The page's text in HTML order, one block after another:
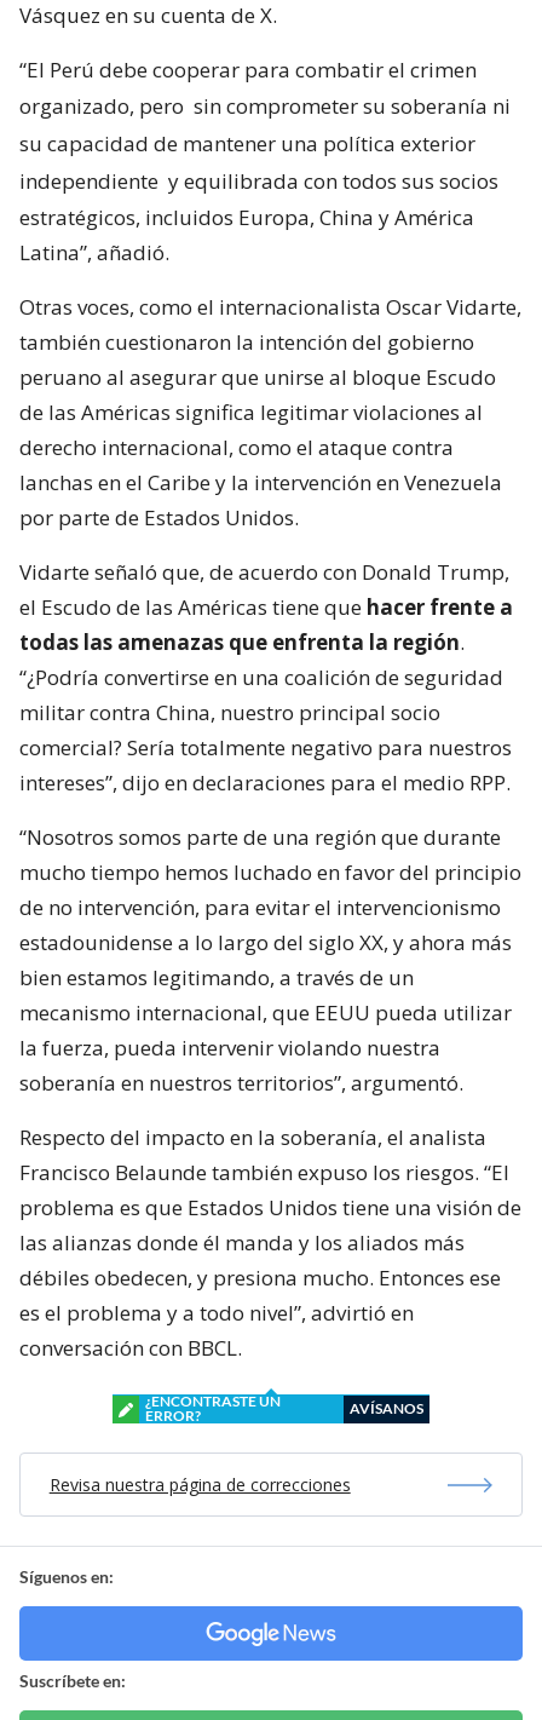
Vásquez en su cuenta de X.
“El Perú debe cooperar para combatir el crimen
organizado, pero sin comprometer su soberanía ni
su capacidad de mantener una política exterior
independiente y equilibrada con todos sus socios
estratégicos, incluidos Europa, China y América
Latina”, añadió.
Otras voces, como el internacionalista Oscar Vidarte,
también cuestionaron la intención del gobierno
peruano al asegurar que unirse al bloque Escudo
de las Américas significa legitimar violaciones al
derecho internacional, como el ataque contra
lanchas en el Caribe y la intervención en Venezuela
por parte de Estados Unidos.
Vidarte señaló que, de acuerdo con Donald Trump,
el Escudo de las Américas tiene que hacer frente a
todas las amenazas que enfrenta la región.
“¿Podría convertirse en una coalición de seguridad
militar contra China, nuestro principal socio
comercial? Sería totalmente negativo para nuestros
intereses”, dijo en declaraciones para el medio RPP.
“Nosotros somos parte de una región que durante
mucho tiempo hemos luchado en favor del principio
de no intervención, para evitar el intervencionismo
estadounidense a lo largo del siglo XX, y ahora más
bien estamos legitimando, a través de un
mecanismo internacional, que EEUU pueda utilizar
la fuerza, pueda intervenir violando nuestra
soberanía en nuestros territorios”, argumentó.
Respecto del impacto en la soberanía, el analista
Francisco Belaunde también expuso los riesgos. “El
problema es que Estados Unidos tiene una visión de
las alianzas donde él manda y los aliados más
débiles obedecen, y presiona mucho. Entonces ese
es el problema y a todo nivel”, advirtió en
conversación con BBCL.
¿ENCONTRASTE UN
ERROR?
AVÍSANOS
Revisa nuestra página de correcciones
Síguenos en:
Suscríbete en: